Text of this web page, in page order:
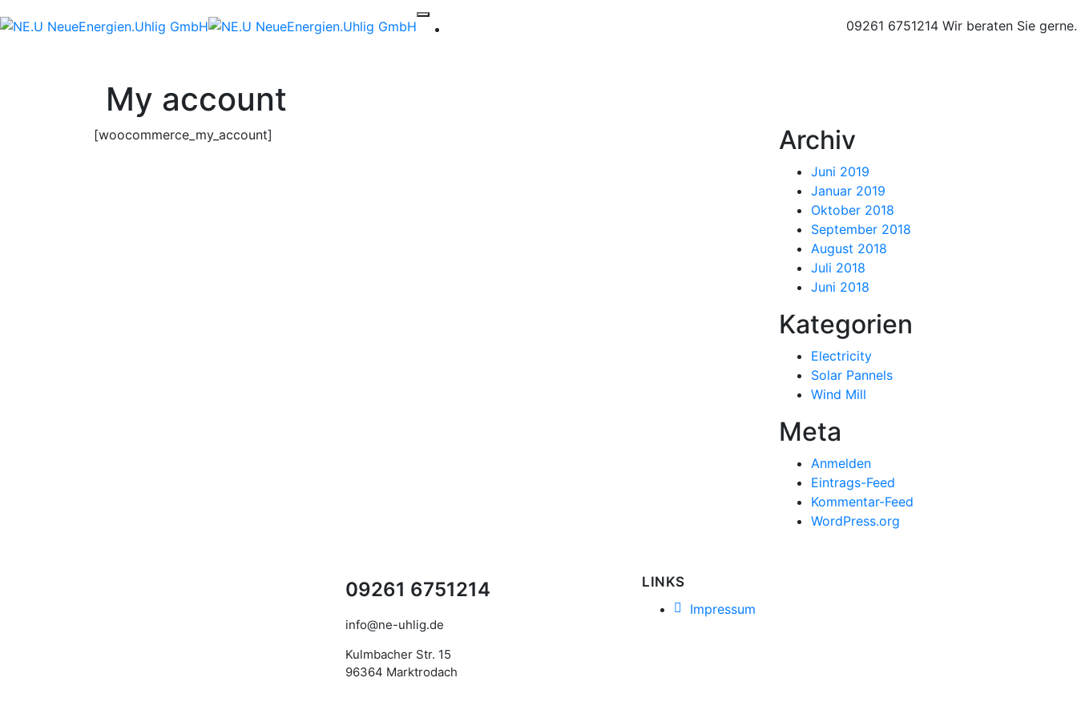
to
09261 6751214 Wir beraten Sie gerne.
My account
[woocommerce_my_account] Archiv
Juni 2019
Januar 2019
Oktober 2018
September 2018
August 2018
Juli 2018
Juni 2018
Kategorien
Electricity
Solar Pannels
Wind Mill
Meta
Anmelden
Eintrags-Feed
Kommentar-Feed
WordPress.org
09261 6751214
info@ne-uhlig.de
Kulmbacher Str. 15
96364 Marktrodach
LINKS
Impressum